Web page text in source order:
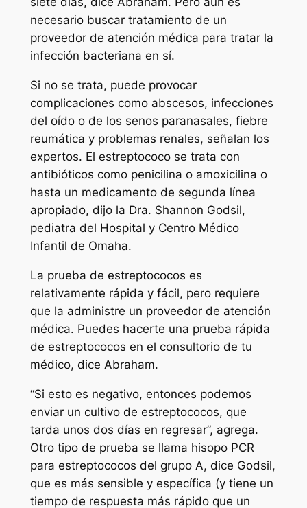
necesario buscar tratamiento de un
proveedor de atención médica para tratar la
infección bacteriana en sí.
Si no se trata, puede provocar
complicaciones como abscesos, infecciones
del oído o de los senos paranasales, fiebre
reumática y problemas renales, señalan los
expertos. El estreptococo se trata con
antibióticos como penicilina o amoxicilina o
hasta un medicamento de segunda línea
apropiado, dijo la Dra. Shannon Godsil,
pediatra del Hospital y Centro Médico
Infantil de Omaha.
La prueba de estreptococos es
relativamente rápida y fácil, pero requiere
que la administre un proveedor de atención
médica. Puedes hacerte una prueba rápida
de estreptococos en el consultorio de tu
médico, dice Abraham.
“Si esto es negativo, entonces podemos
enviar un cultivo de estreptococos, que
tarda unos dos días en regresar”, agrega.
Otro tipo de prueba se llama hisopo PCR
para estreptococos del grupo A, dice Godsil,
que es más sensible y específica (y tiene un
tiempo de respuesta más rápido que un